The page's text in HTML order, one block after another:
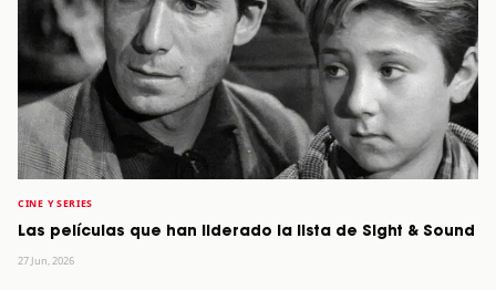
CINE Y SERIES
Las películas que han liderado la lista de Sight & Sound
27 Jun, 2026